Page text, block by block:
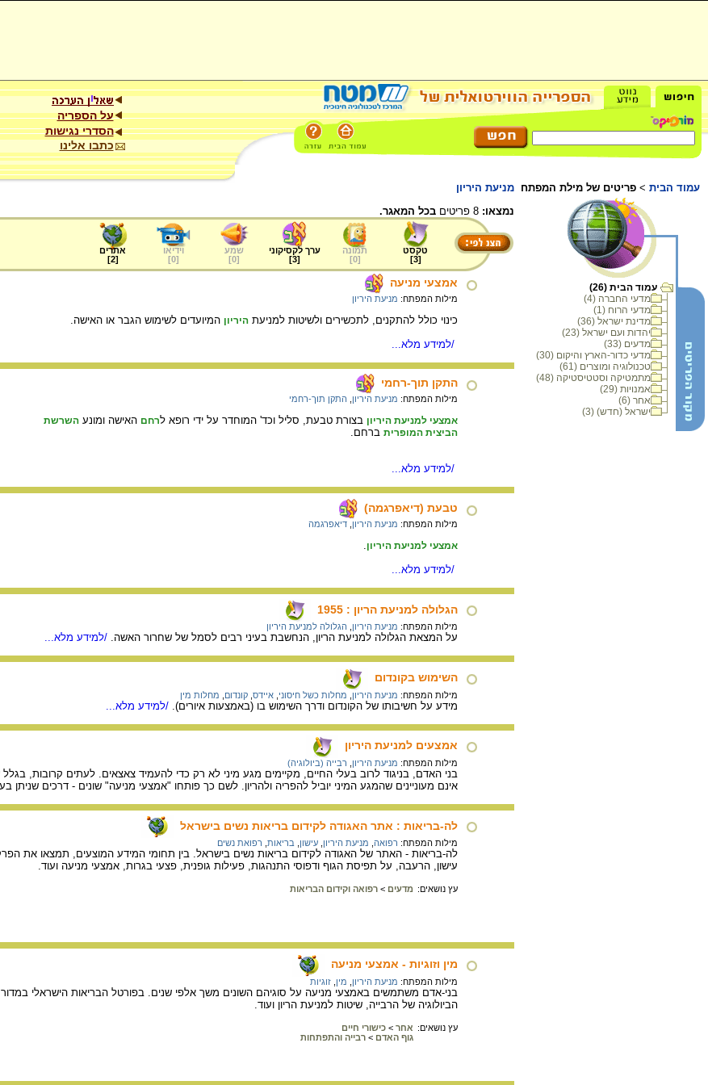
על הספריה
הסדרי נגישות
כתבו אלינו
עמוד הבית > פריטים של מילת המפתח מניעת היריון
עמוד הבית (26)
מדעי החברה (4)
מדעי הרוח (1)
מדינת ישראל (36)
יהדות ועם ישראל (23)
מדעים (33)
מדעי כדור-הארץ והיקום (30)
טכנולוגיה ומוצרים (61)
מתמטיקה וסטטיסטיקה (48)
אמנויות (29)
אחר (6)
ישראל (חדש) (3)
נמצאו: בכל המאגר.
טקסט
[
3
]
תמונה
[
0
]
ערך לקסיקוני
[
3
]
שמע
[
0
]
וידיאו
[
0
]
אתרים
[
2
]
אמצעי מניעה
מילות המפתח: מניעת היריון
כינוי כולל להתקנים, לתכשירים ולשיטות למניעת היריון המיועדים לשימוש הגבר או האישה.
/למידע מלא...
התקן תוך-רחמי
מילות המפתח: מניעת היריון התקן תוך-רחמי
אמצעי למניעת היריון בצורת טבעת, סליל וכד' המוחדר על ידי רופא לרחם האישה ומונע השרשת
הביצית המופרית ברחם.
/למידע מלא...
טבעת (דיאפרגמה)
מילות המפתח: מניעת היריון דיאפרגמה
אמצעי למניעת היריון
/למידע מלא...
הגלולה למניעת הריון : 1955
מילות המפתח: מניעת היריון הגלולה למניעת היריון
על המצאת הגלולה למניעת הריון, הנחשבת בעיני רבים לסמל של שחרור האשה. /למידע מלא...
השימוש בקונדום
מילות המפתח: מניעת היריון מחלות כשל חיסוני איידס קונדום מחלות מין
מידע על חשיבותו של הקונדום ודרך השימוש בו (באמצעות איורים). /למידע מלא...
אמצעים למניעת היריון
מילות המפתח: מניעת היריון רבייה (ביולוגיה)
בני האדם, בניגוד לרוב בעלי החיים, מקיימים מגע מיני לא רק כדי להעמיד צאצאים. לעתים קרובות, בגלל
אינם מעוניינים שהמגע המיני יוביל להפריה ולהריון. לשם כך פותחו "אמצעי מניעה" שונים - דרכים שניתן
לה-בריאות : אתר האגודה לקידום בריאות נשים בישראל
מילות המפתח: רפואה מניעת היריון עישון בריאות רפואת נשים
לה-בריאות - האתר של האגודה לקידום בריאות נשים בישראל. בין תחומי המידע המוצעים, תמצאו את
עישון, הרעבה, על תפיסת הגוף ודפוסי התנהגות, פעילות גופנית, פצעי בגרות, אמצעי מניעה ועוד.
עץ נושאים: מדעים > רפואה וקידום הבריאות
מין וזוגיות - אמצעי מניעה
מילות המפתח: מניעת היריון מין זוגיות
בני-אדם משתמשים באמצעי מניעה על סוגיהם השונים משך אלפי שנים. בפורטל הבריאות הישראלי במדור
הביולוגיה של הרבייה, שיטות למניעת הריון ועוד.
עץ נושאים: אחר > כישורי חיים
גוף האדם > רבייה והתפתחות